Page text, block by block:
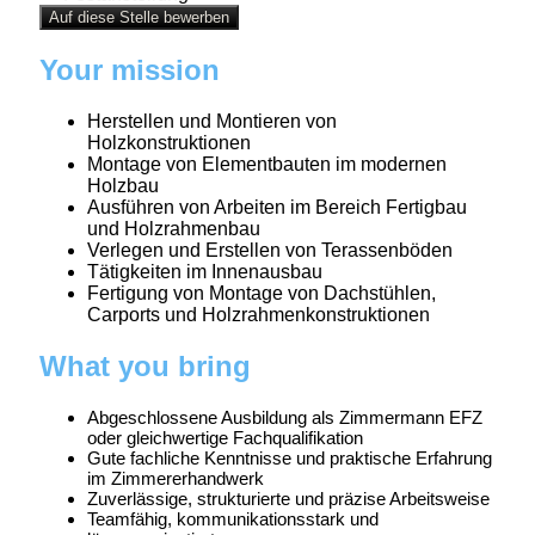
auch anspruchsvolle Projekte jeder Art und Grösse
präzise und überzeugend um.
Mach dein Ding bei RUBA
Handwerk ist für uns mehr als Arbeit – es ist
Leidenschaft, Präzision und der Stolz auf das
Ergebnis. Damit wir unsere Projekte weiterhin auf
höchstem Niveau realisieren können, brauchen wir
Verstärkung: Menschen mit Kopf, Herz und
geschickten Händen.
Auf der Suche nach einer neuen
Herausforderung?